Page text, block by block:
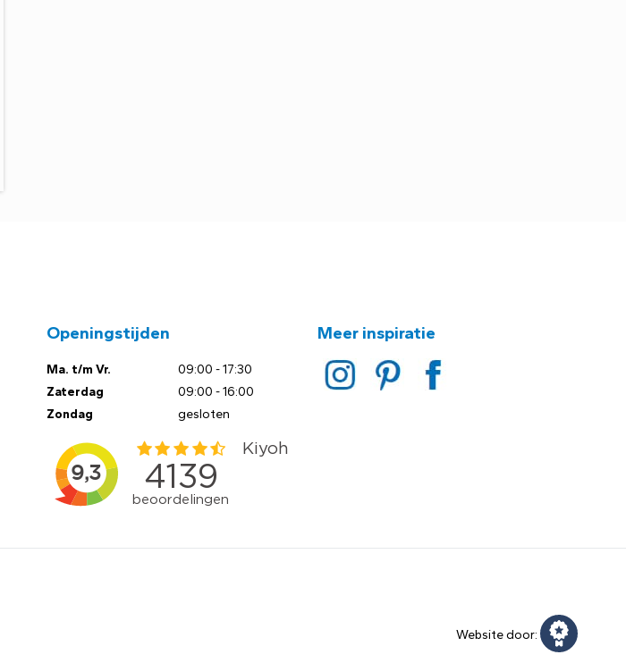
Openingstijden
Ma. t/m Vr.
Zaterdag
Zondag
09:00 - 17:30
09:00 - 16:00
gesloten
Meer inspiratie
Website door: